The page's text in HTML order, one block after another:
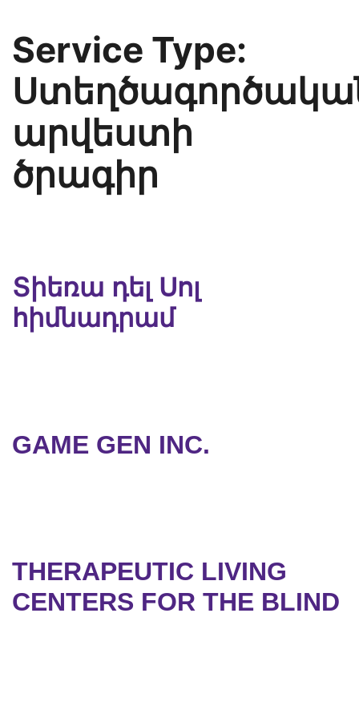
Service Type:
արվեստի
ծրագիր
Տիեռա դել Սոլ
հիմնադրամ
GAME GEN INC.
THERAPEUTIC LIVING
CENTERS FOR THE BLIND